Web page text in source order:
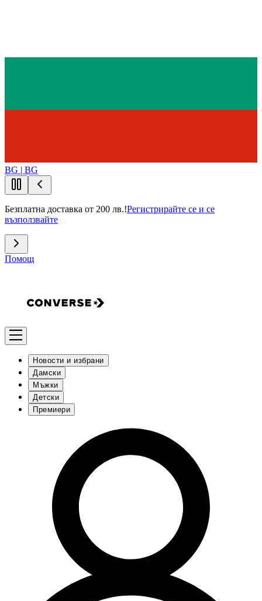
BG | BG
Безплатна доставка от 200 лв.!Регистрирайте се и се
възползвайте
Помощ
Новости и избрани
Дамски
Мъжки
Детски
Премиери